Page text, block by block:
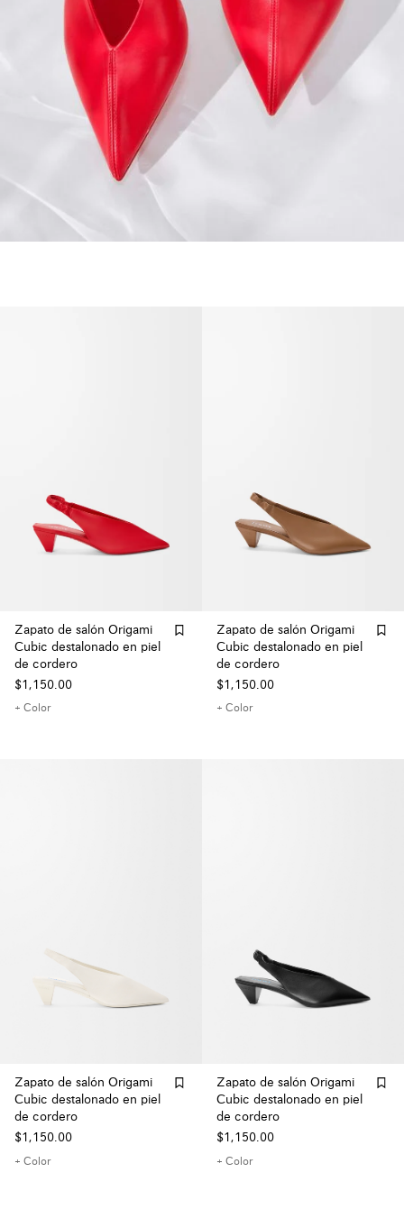
Zapato de salón Origami
Cubic destalonado en piel
de cordero
$1,150.00
+ Color
Zapato de salón Origami
Cubic destalonado en piel
de cordero
$1,150.00
+ Color
Zapato de salón Origami
Cubic destalonado en piel
de cordero
$1,150.00
+ Color
Zapato de salón Origami
Cubic destalonado en piel
de cordero
$1,150.00
+ Color